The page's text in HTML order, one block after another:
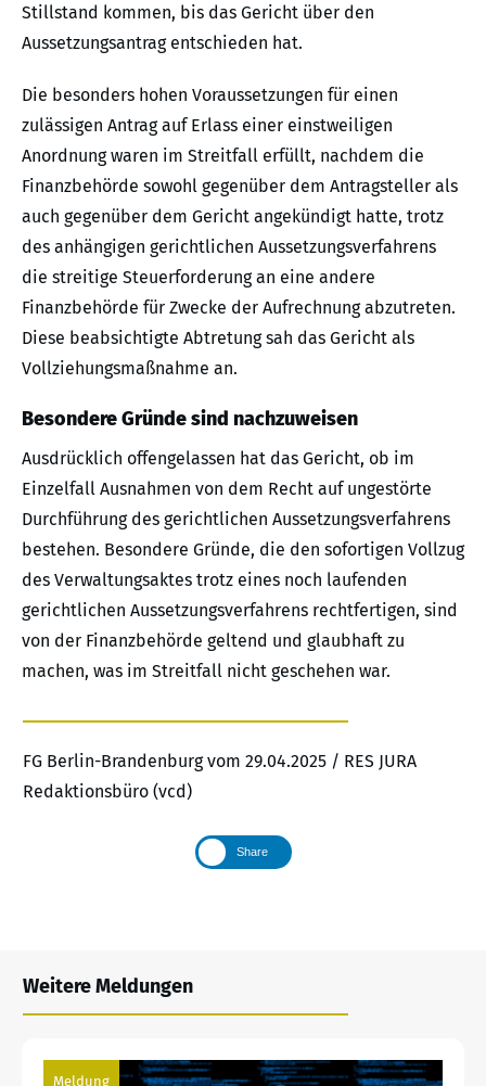
Stillstand kommen, bis das Gericht über den
Aussetzungsantrag entschieden hat.
Die besonders hohen Voraussetzungen für einen
zulässigen Antrag auf Erlass einer einstweiligen
Anordnung waren im Streitfall erfüllt, nachdem die
Finanzbehörde sowohl gegenüber dem Antragsteller als
auch gegenüber dem Gericht angekündigt hatte, trotz
des anhängigen gerichtlichen Aussetzungsverfahrens
die streitige Steuerforderung an eine andere
Finanzbehörde für Zwecke der Aufrechnung abzutreten.
Diese beabsichtigte Abtretung sah das Gericht als
Vollziehungsmaßnahme an.
Besondere Gründe sind nachzuweisen
Ausdrücklich offengelassen hat das Gericht, ob im
Einzelfall Ausnahmen von dem Recht auf ungestörte
Durchführung des gerichtlichen Aussetzungsverfahrens
bestehen. Besondere Gründe, die den sofortigen Vollzug
des Verwaltungsaktes trotz eines noch laufenden
gerichtlichen Aussetzungsverfahrens rechtfertigen, sind
von der Finanzbehörde geltend und glaubhaft zu
machen, was im Streitfall nicht geschehen war.
FG Berlin-Brandenburg vom 29.04.2025 / RES JURA
Redaktionsbüro (vcd)
Share
Weitere Meldungen
Meldung